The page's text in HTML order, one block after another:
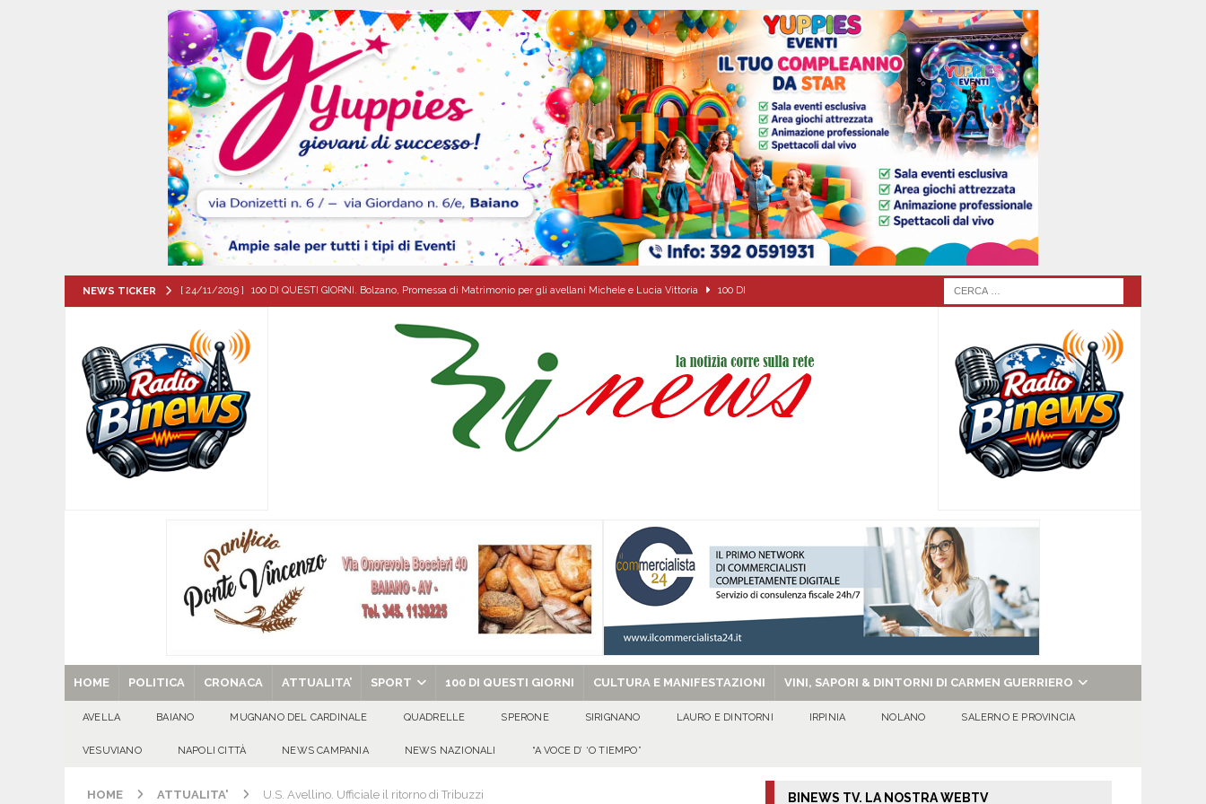
NEWS TICKER [ 24/11/2019 ] 100 DI QUESTI GIORNI. Bolzano, Promessa di Matrimonio per gli avellani Michele e Lucia Vittoria 100 DI
[ 06/08/2026 ] ‘O PRUVERBIO D’ ‘O JUORNO. Giovedì 6 agosto 2026 ALMANACCO
[ 06/08/2026 ] ALMANACCO DEL GIORNO. Giovedí, 6 Agosto 2026 ALMANACCO
[ 06/08/2026 ] SANT’Oggi. Giovedì 6 agosto si celebra la Trasfigurazione del Signore e sant’Ormisda EVIDENZA
[ 05/08/2026 ] Taurano, il Centro Estivo Comunale si chiude con una serata di emozioni e il primo campeggio nel Convento di
San Giovanni del Palco
[ 29/08/2025 ] SANT’Oggi. Venerdì 29 agosto la chiesa celebra il Martirio di san Giovanni Battista e santa Sabina
HOME POLITICA CRONACA ATTUALITA’ SPORT 100 DI QUESTI GIORNI CULTURA E MANIFESTAZIONI VINI, SAPORI & DINTORNI DI CARMEN GUERRIERO
AVELLA BAIANO MUGNANO DEL CARDINALE QUADRELLE SPERONE SIRIGNANO LAURO E DINTORNI IRPINIA NOLANO SALERNO E PROVINCIA
VESUVIANO NAPOLI CITTÀ NEWS CAMPANIA NEWS NAZIONALI “A VOCE D’ ‘O TIEMPO”
HOME ATTUALITA' U.S. Avellino. Ufficiale il ritorno di Tribuzzi BINEWS TV. LA NOSTRA WEBTV